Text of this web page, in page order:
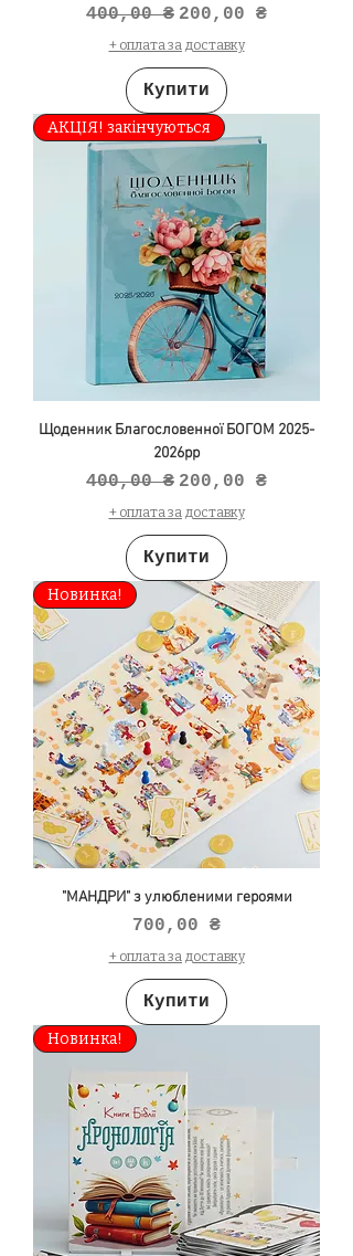
Звичайна ціна
400,00 ₴ За розпродажем
200,00 ₴
+ оплата за доставку
Купити
АКЦІЯ! закінчуються
Щоденник Благословенної БОГОМ 2025-
2026рр
Звичайна ціна
400,00 ₴ За розпродажем
200,00 ₴
+ оплата за доставку
Купити
Новинка!
"МАНДРИ" з улюбленими героями
Ціна
700,00 ₴
+ оплата за доставку
Купити
Новинка!